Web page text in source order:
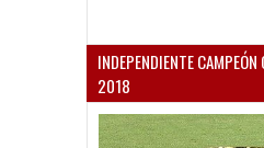
INDEPENDIENTE
2018